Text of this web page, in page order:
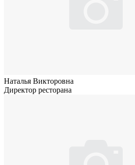
Наталья Викторовна
Директор ресторана